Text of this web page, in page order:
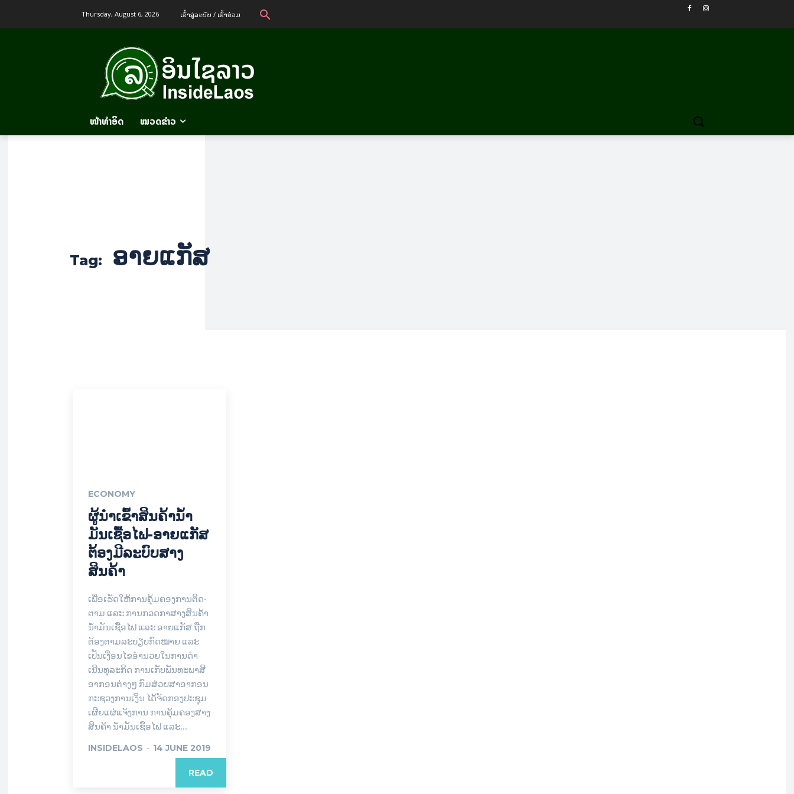
Thursday, August 6, 2026 ເຂົ້າ​ສູ່​ລະ​ບົບ / ເຂົ້າ​ຮ່ວມ
ໜ້າທຳອິດ ໝວດຂ່າວ
Tag: ອາຍແກັສ
ECONOMY
ຜູ້ນຳເຂົ້າສິນຄ້ານ້ຳ
ມັນເຊື້ອໄຟ-ອາຍແກັສ
ຕ້ອງມີລະບົບສາງ
ສິນຄ້າ
ເພື່ອ​ເຮັດ​ໃຫ້­ການ​ຄຸ້ມ​ຄອງ​ການ​ຕິດ­
ຕາມ ແລະ ການ​ກວດ­ກາ​ສາງ​ສິນ­ຄ້າ
ນ້ຳ­ມັນ​ເຊື້ອ​ໄຟ ແລະ ອາຍ​ແກັສ ຖືກ
ຕ້ອງ​ຕາມ​ລະ­ບຽບ​ກົດ­ໝາຍ ແລະ
ເປັນ​ເງື່ອນ­ໄຂ​ອຳ­ນວຍ​ໃນ​ການ​ດຳ­
ເນີນ​ທຸ­ລະ​ກິດ ການ​ເກັບ​ພັນ­ທະ​ພາ­ສີ​
ອາ­ກອນ​ຕ່າງໆ ກົມ​ສ່ວຍ​ສາ​ອາ­ກອນ
ກະ­ຊວງ​ການ​ເງິນ ໄດ້​ຈັດ​ກອງ​ປະ­ຊຸມ​
ເຜີຍ­ແຜ່​ແຈ້ງ​ການ ການ​ຄຸ້ມ​ຄອງ​ສາງ​
ສິນ­ຄ້າ ນ້ຳ­ມັນ​ເຊື້ອ​ໄຟ ແລະ...
INSIDELAOS - 14 JUNE 2019
READ